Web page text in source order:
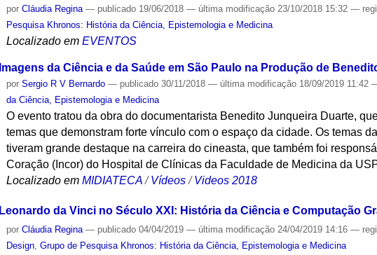
porCláudia Regina — publicado 19/06/2018— última modificação 23/10/2018 15:32—
Pesquisa Khronos: História da Ciência, Epistemologia e Medicina
Localizado em EVENTOS
Imagens da Ciência e da Saúde em São Paulo na Produção de
porSergio R V Bernardo — publicado 30/11/2018— última modificação 18/09/2019 11:42
da Ciência, Epistemologia e Medicina
O evento tratou da obra do documentarista Benedito Junqueira Duarte,
temas que demonstram forte vínculo com o espaço da cidade. Os temas
tiveram grande destaque na carreira do cineasta, que também foi
Coração (Incor) do Hospital de Clínicas da Faculdade de Medicina da
Localizado em MIDIATECA /Vídeos /Videos 2018
Leonardo da Vinci no Século XXI: História da Ciência e Computação
porCláudia Regina — publicado 04/04/2019— última modificação 24/04/2019 14:16—
Design,Grupo de Pesquisa Khronos: História da Ciência, Epistemologia e Medicina